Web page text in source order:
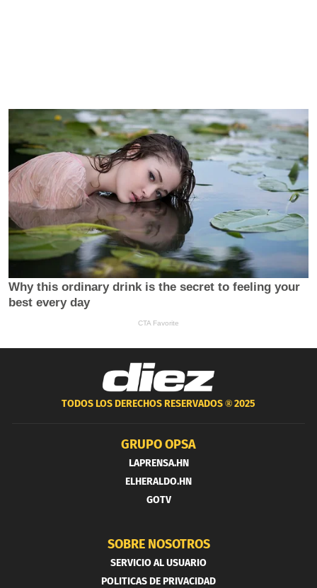
TODOS LOS DERECHOS RESERVADOS ®2025
GRUPO OPSA
LAPRENSA.HN
ELHERALDO.HN
GOTV
SOBRE NOSOTROS
SERVICIO AL USUARIO
POLITICAS DE PRIVACIDAD